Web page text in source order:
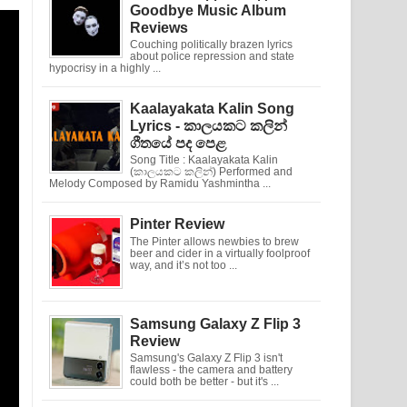
Goodbye Music Album
Reviews
Couching politically brazen lyrics
about police repression and state
hypocrisy in a highly ...
Kaalayakata Kalin Song
Lyrics - කාලයකට කලින්
ගීතයේ පද පෙළ
Song Title : Kaalayakata Kalin
(කාලයකට කලින්) Performed and
Melody Composed by Ramidu Yashmintha ...
Pinter Review
The Pinter allows newbies to brew
beer and cider in a virtually foolproof
way, and it’s not too ...
Samsung Galaxy Z Flip 3
Review
Samsung's Galaxy Z Flip 3 isn't
flawless - the camera and battery
could both be better - but it's ...